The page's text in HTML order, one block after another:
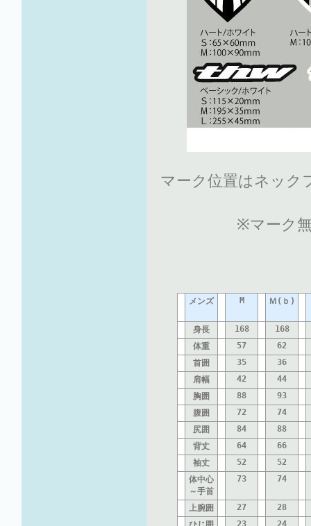
マーク位置はネック
※マーク
メンズ M Ｍ(ｂ)
身長 168
168
体重
57
62
首囲
35
36
肩幅
42
44
胸囲
88
93
腹囲
72
74
尻囲
84
88
背丈
64
66
袖丈
52
52
体中心
～手首
73 74
上腕囲 27
28
23
24